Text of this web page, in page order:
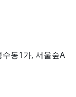
동1가, 서울숲A